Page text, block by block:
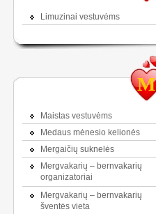
Limuzinai vestuvėms
M
Maistas vestuvėms
Medaus mėnesio kelionės
Mergaičių suknelės
Mergvakarių – bernvakarių
organizatoriai
Mergvakarių – bernvakarių
šventės vieta